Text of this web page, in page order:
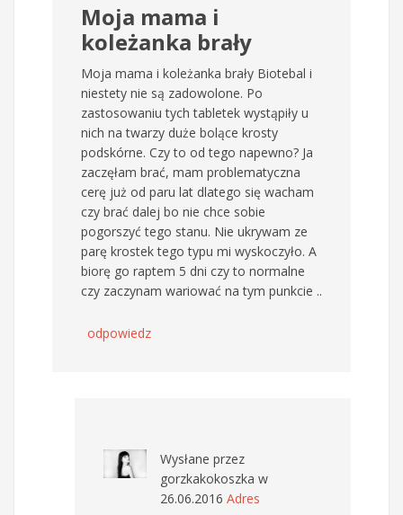
Moja mama i
koleżanka brały
Moja mama i koleżanka brały Biotebal i
niestety nie są zadowolone. Po
zastosowaniu tych tabletek wystąpiły u
nich na twarzy duże bolące krosty
podskórne. Czy to od tego napewno? Ja
zaczęłam brać, mam problematyczna
cerę już od paru lat dlatego się wacham
czy brać dalej bo nie chce sobie
pogorszyć tego stanu. Nie ukrywam ze
parę krostek tego typu mi wyskoczyło. A
biorę go raptem 5 dni czy to normalne
czy zaczynam wariować na tym punkcie ..
odpowiedz
Wysłane przez
gorzkakokoszka w
26.06.2016 Adres